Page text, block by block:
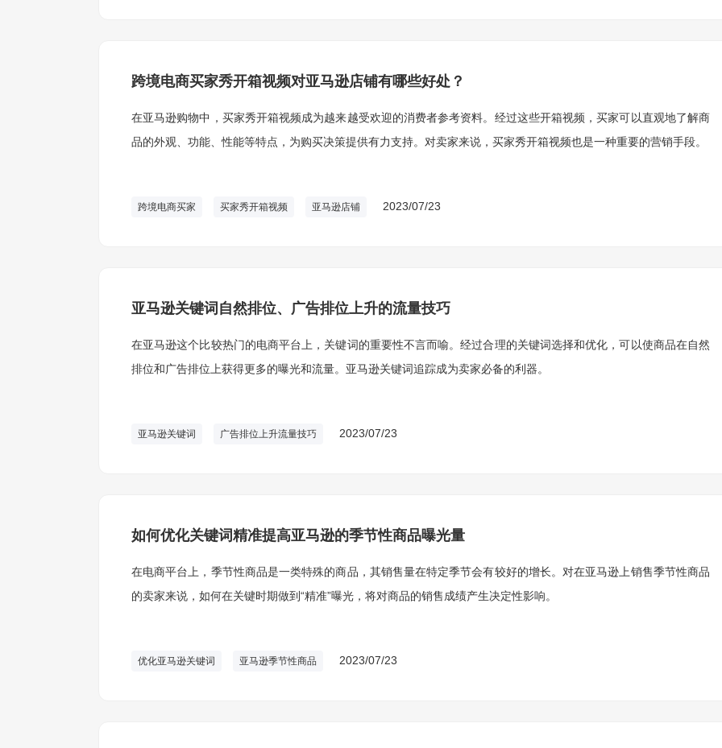
跨境电商买家秀开箱视频对亚马逊店铺有哪些好处？
在亚马逊购物中，买家秀开箱视频成为越来越受欢迎的消费者参考资料。经过这些开箱视频，买家可以直观地了解商
品的外观、功能、性能等特点，为购买决策提供有力支持。对卖家来说，买家秀开箱视频也是一种重要的营销手段。
跨境电商买家 买家秀开箱视频 亚马逊店铺 2023/07/23
亚马逊关键词自然排位、广告排位上升的流量技巧
在亚马逊这个比较热门的电商平台上，关键词的重要性不言而喻。经过合理的关键词选择和优化，可以使商品在自然
排位和广告排位上获得更多的曝光和流量。亚马逊关键词追踪成为卖家必备的利器。
亚马逊关键词 广告排位上升流量技巧 2023/07/23
如何优化关键词精准提高亚马逊的季节性商品曝光量
在电商平台上，季节性商品是一类特殊的商品，其销售量在特定季节会有较好的增长。对在亚马逊上销售季节性商品
的卖家来说，如何在关键时期做到“精准”曝光，将对商品的销售成绩产生决定性影响。
优化亚马逊关键词 亚马逊季节性商品 2023/07/23